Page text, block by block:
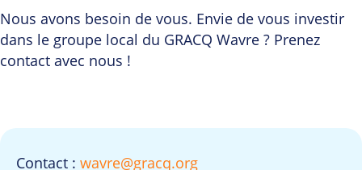
Nous avons besoin de vous. Envie de vous investir
dans le groupe local du GRACQ Wavre ? Prenez
contact avec nous !
Contact : wavre@gracq.org